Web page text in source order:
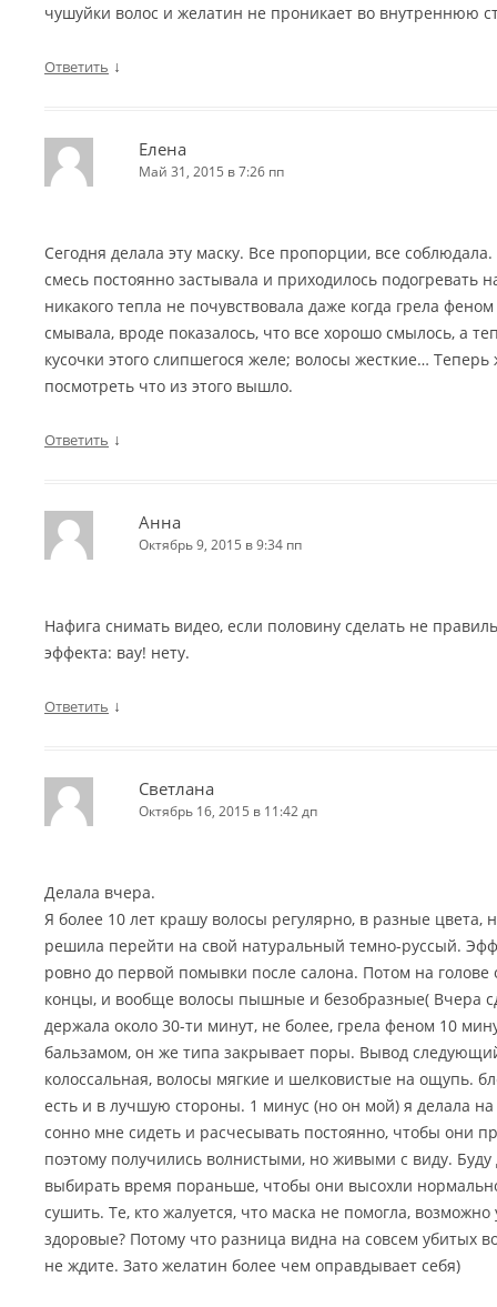
чушуйки волос и желатин не проникает во внутреннюю
Ответить ↓
Елена
Май 31, 2015 в 7:26 пп
Сегодня делала эту маску. Все пропорции, все
смесь постоянно застывала и приходилось подогревать
никакого тепла не почувствовала даже когда грела
смывала, вроде показалось, что все хорошо смылось, а
кусочки этого слипшегося желе; волосы жесткие…
посмотреть что из этого вышло.
Ответить ↓
Анна
Октябрь 9, 2015 в 9:34 пп
Нафига снимать видео, если половину сделать не
эффекта: вау! нету.
Ответить ↓
Светлана
Октябрь 16, 2015 в 11:42 дп
Делала вчера.
Я более 10 лет крашу волосы регулярно, в разные цвета,
решила перейти на свой натуральный темно-руссый.
ровно до первой помывки после салона. Потом на голове
концы, и вообще волосы пышные и безобразные( Вчера
держала около 30-ти минут, не более, грела феном 10
бальзамом, он же типа закрывает поры. Вывод
колоссальная, волосы мягкие и шелковистые на ощупь.
есть и в лучшую стороны. 1 минус (но он мой) я делала
сонно мне сидеть и расчесывать постоянно, чтобы они
поэтому получились волнистыми, но живыми с виду. Буду
выбирать время пораньше, чтобы они высохли
сушить. Те, кто жалуется, что маска не помогла,
здоровые? Потому что разница видна на совсем убитых
не ждите. Зато желатин более чем оправдывает себя)